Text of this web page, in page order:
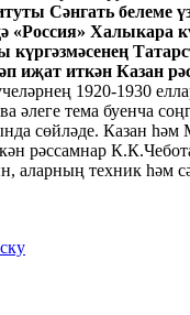
Сәнгать белеме
«Россия»
иҗат иткән Казан
1920-1930
әлеге тема буенча
сөйләде. Казан һәм
рәссамнар
аларның техник һәм